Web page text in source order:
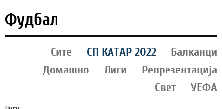
Фудбал
Сите СП КАТАР 2022
Балканци
Домашно
Лиги
Репрезентација
Свет
УЕФА